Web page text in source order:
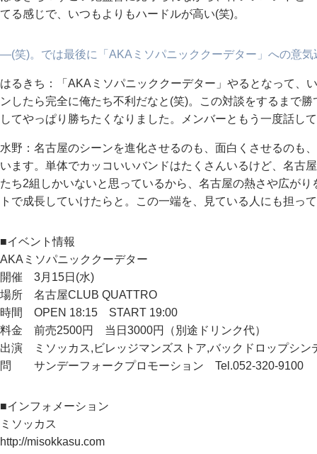
てる感じで、いつもよりもハードルが高い(笑)。
―(笑)。では最後に「AKAミソパニッククーデター」への意気
はるきち：「AKAミソパニッククーデター」やるとなって、
ンしたら完全に俺たち不利だなと(笑)。この対談をするまで
してやっぱり勝ちたくなりました。メンバーともう一度話し
水野：名古屋のシーンを進化させるのも、面白くさせるのも
います。単体でカッコいいバンドはたくさんいるけど、名古
たち2組しかいないと思っているから、名古屋の熱さや広が
トで成長していけたらと。この一端を、見ている人にも担っ
■イベント情報
AKAミソパニッククーデター
開催 3月15日(水)
場所 名古屋CLUB QUATTRO
時間 OPEN 18:15 START 19:00
料金 前売2500円 当日3000円（別途ドリンク代）
出演 ミソッカス,ビレッジマンズストア,バックドロップシン
問 サンデーフォークプロモーション Tel.052-320-9100
■インフォメーション
ミソッカス
http://misokkasu.com